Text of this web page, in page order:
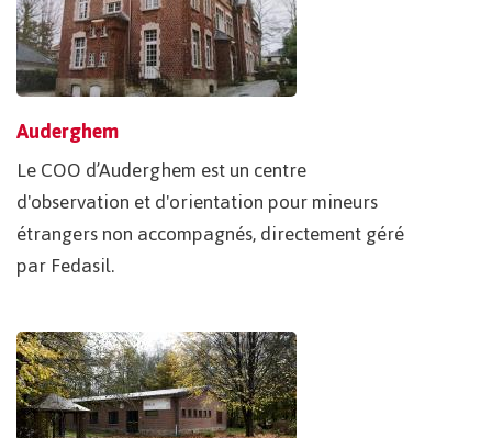
Auderghem
Le COO d’Auderghem est un centre
d'observation et d'orientation pour mineurs
étrangers non accompagnés, directement géré
par Fedasil.